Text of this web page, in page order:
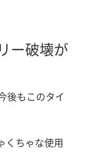
ー破壊が
後もこのタイ
くちゃな使用